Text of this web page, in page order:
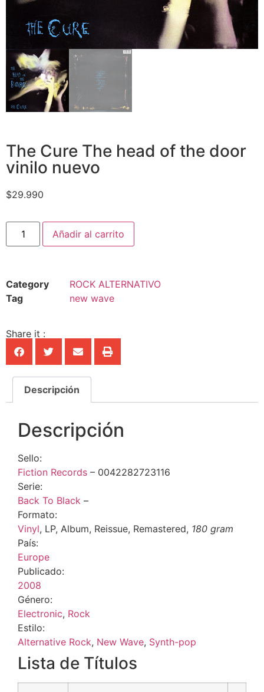
The Cure The head of the door
vinilo nuevo
$29.990
Añadir al carrito
Category
ROCK ALTERNATIVO
Tag
new wave
Share it :
Descripción
Descripción
Sello:
Fiction Records ‎– 0042282723116
Serie:
Back To Black –
Formato:
Vinyl, LP, Album, Reissue, Remastered, 180 gram
País:
Europe
Publicado:
2008
Género:
Electronic, Rock
Estilo:
Alternative Rock, New Wave, Synth-pop
Lista de Títulos